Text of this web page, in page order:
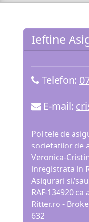
Ieftine
Telefon:
E-mail:
Politele de
societatilor de
Veronica-
inregistrata in
Asigurari si/
RAF-134920
Ritter.ro -
632